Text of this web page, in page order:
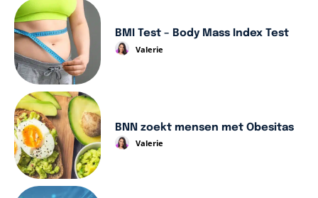
BMI Test – Body Mass Index Test
Valerie
BNN zoekt mensen met Obesitas
Valerie